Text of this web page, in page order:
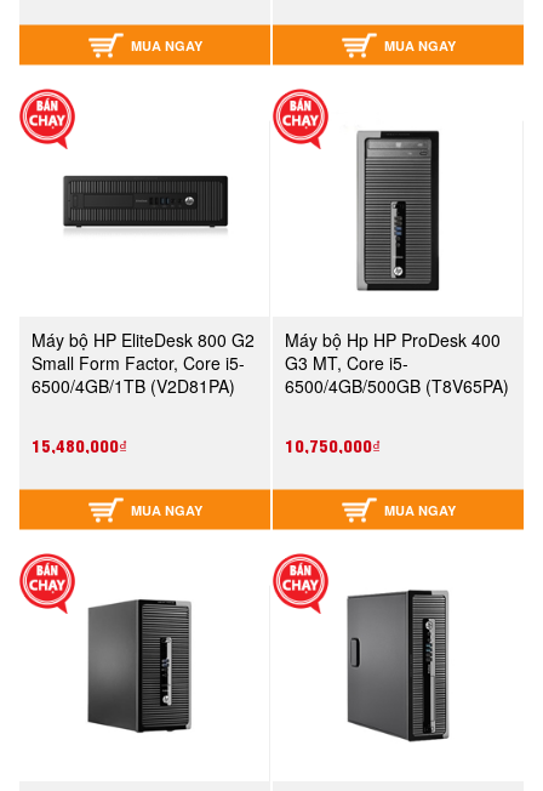
MUA NGAY MUA NGAY
Máy bộ HP EliteDesk 800 G2
Small Form Factor, Core i5-
6500/4GB/1TB (V2D81PA)
15,480,000₫
MUA NGAY
Máy bộ Hp HP ProDesk 400
G3 MT, Core i5-
6500/4GB/500GB (T8V65PA)
10,750,000₫
MUA NGAY